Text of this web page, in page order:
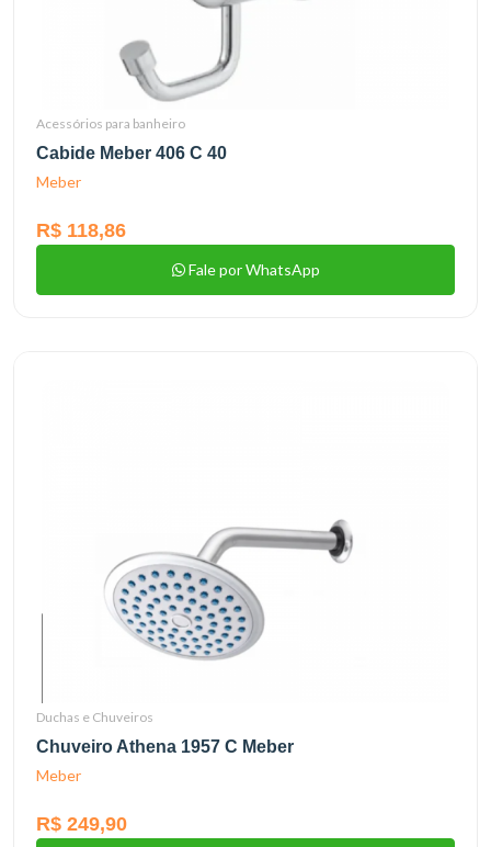
Acessórios para banheiro
Cabide Meber 406 C 40
Meber
R$ 118,86
Fale por WhatsApp
Duchas e Chuveiros
Chuveiro Athena 1957 C Meber
Meber
R$ 249,90